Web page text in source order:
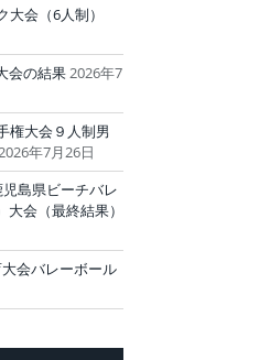
会（6人制）
会の結果2026年7
権大会９人制男
年7月26日
児島県ビーチバレ
会（最終結果）
会バレーボール